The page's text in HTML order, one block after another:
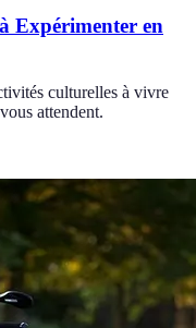
Expérimenter en
culturelles à vivre
attendent.